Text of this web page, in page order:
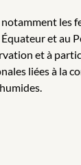
les
et au
et à
liées à la